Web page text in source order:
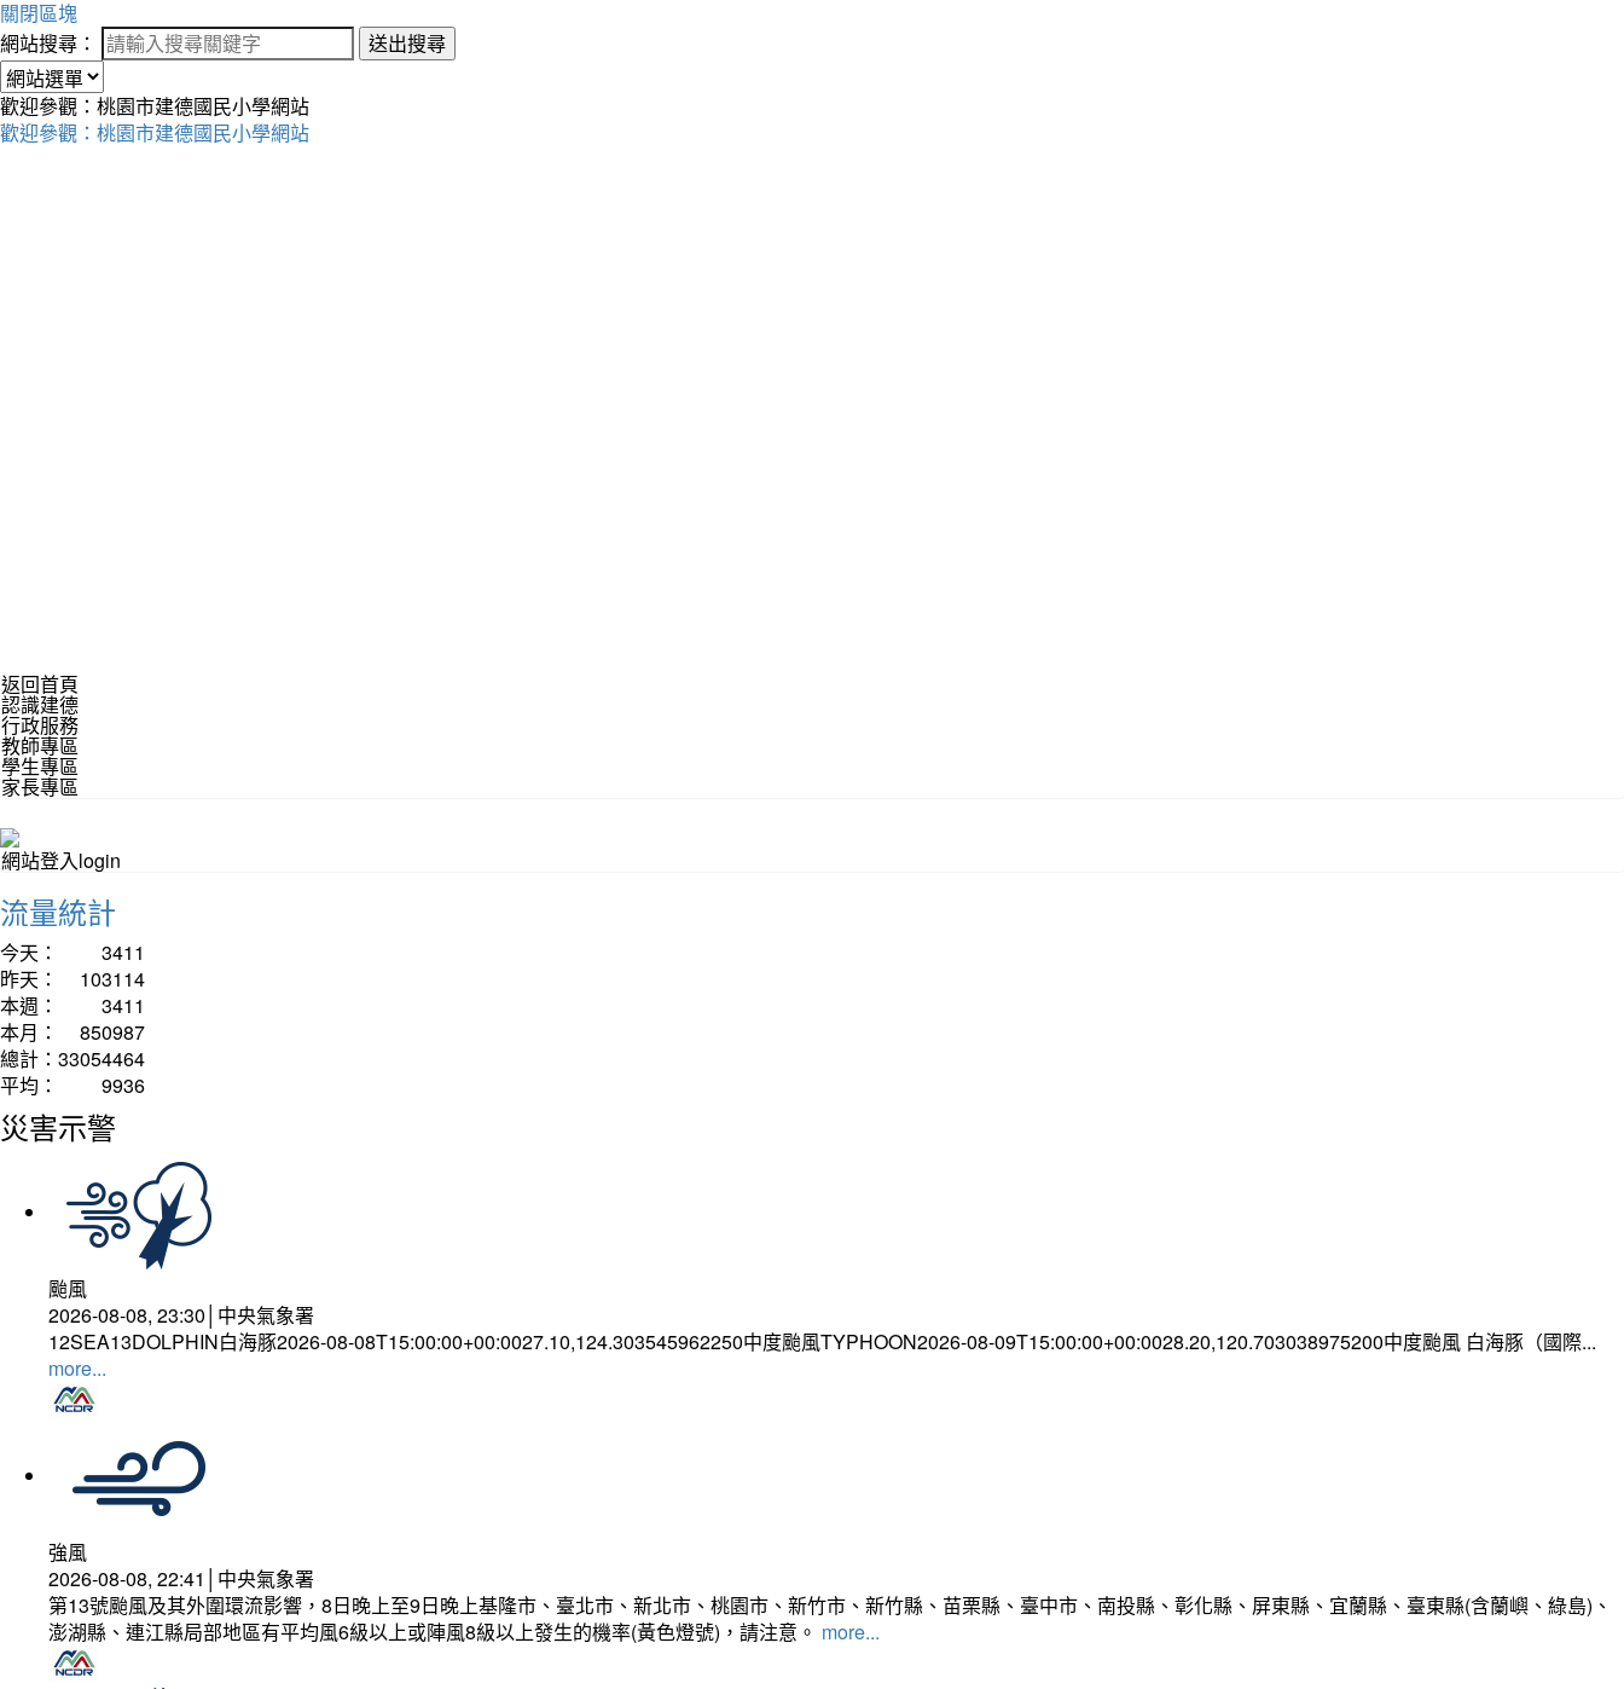
關閉區塊
網站搜尋：
送出搜尋
歡迎參觀：桃園市建德國民小學網站
歡迎參觀：桃園市建德國民小學網站
返回首頁
認識建德
行政服務
教師專區
學生專區
家長專區
網站登入login
流量統計
今天：
3411
昨天：
103114
本週：
3411
本月：
850987
總計： 33054464
平均：
9936
災害示警
颱風
2026-08-08, 23:30│中央氣象署
12SEA13DOLPHIN白海豚2026-08-08T15:00:00+00:0027.10,124.303545962250中度颱風TYPHOON2026-08-09T15:00:00+00:0028.20,120.703038975200中度颱風 白海豚（國際...
more...
強風
2026-08-08, 22:41│中央氣象署
第13號颱風及其外圍環流影響，8日晚上至9日晚上基隆市、臺北市、新北市、桃園市、新竹市、新竹縣、苗栗縣、臺中市、南投縣、彰化縣、屏東縣、宜蘭縣、臺東縣(含蘭嶼、綠島)、
澎湖縣、連江縣局部地區有平均風6級以上或陣風8級以上發生的機率(黃色燈號)，請注意。 more...